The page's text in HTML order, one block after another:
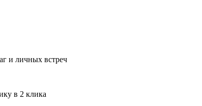
и личных встреч
в 2 клика